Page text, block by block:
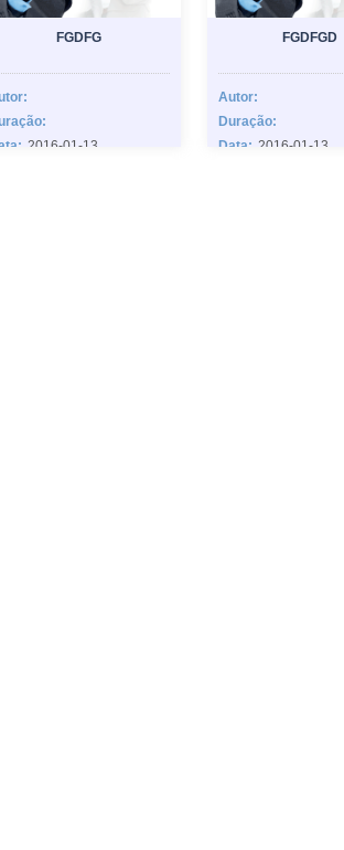
FGDFG
2016-01-13
FGDFGD
Autor:
Duração:
Data: 2016-01-13